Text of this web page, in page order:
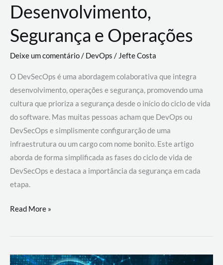
Desenvolvimento,
Segurança e Operações
Deixe um comentário/ DevOps /Jefte Costa
O DevSecOps é uma abordagem colaborativa que integra
desenvolvimento, operações e segurança, promovendo uma
cultura que prioriza a segurança desde o início do ciclo de vida
do software. Mas muitas pessoas acham que DevOps ou
DevSecOps e simplismente configurarção de uma
infraestrutura ou um cargo com nome bonito. Este artigo
aborda de forma simplificada as fases do ciclo de vida de
DevSecOps e destaca a importância da segurança em cada
etapa.
DevSecOps
Prática:
Desenvolvimento,
Read More »